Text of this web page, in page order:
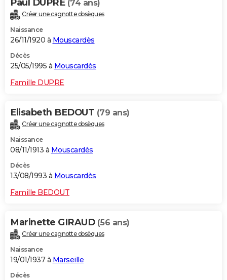
Paul DUPRE (74 ans)
Créer une cagnotte obsèques
Naissance
26/11/1920 à Mouscardès
Décès
25/05/1995 à Mouscardès
Famille DUPRE
Elisabeth BEDOUT (79 ans)
Créer une cagnotte obsèques
Naissance
08/11/1913 à Mouscardès
Décès
13/08/1993 à Mouscardès
Famille BEDOUT
Marinette GIRAUD (56 ans)
Créer une cagnotte obsèques
Naissance
19/01/1937 à Marseille
Décès